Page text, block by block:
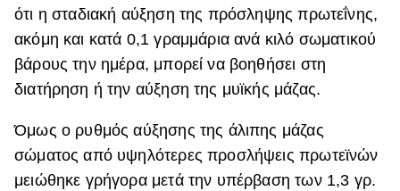
ότι η σταδιακή αύξηση της πρόσληψης πρωτεΐνης,
ακόμη και κατά 0,1 γραμμάρια ανά κιλό σωματικού
βάρους την ημέρα, μπορεί να βοηθήσει στη
διατήρηση ή την αύξηση της μυϊκής μάζας.
Όμως ο ρυθμός αύξησης της άλιπης μάζας
σώματος από υψηλότερες προσλήψεις πρωτεϊνών
μειώθηκε γρήγορα μετά την υπέρβαση των 1,3 γρ.